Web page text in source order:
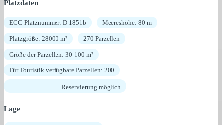
Platzdaten
ECC-Platznummer: D 1851b Meereshöhe: 80 m
Platzgröße: 28000 m² 270 Parzellen
Größe der Parzellen: 30-100 m²
Für Touristik verfügbare Parzellen: 200
Reservierung möglich
Lage